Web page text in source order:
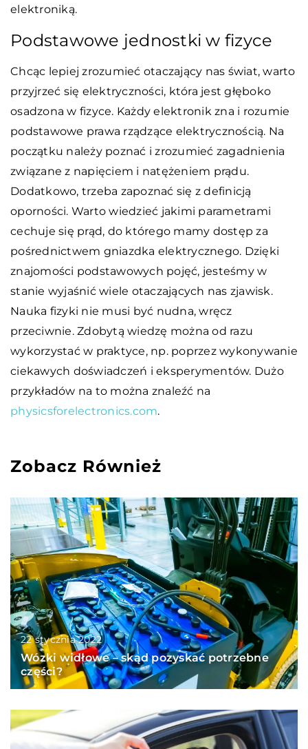
elektroniką.
Podstawowe jednostki w fizyce
Chcąc lepiej zrozumieć otaczający nas świat, warto
przyjrzeć się elektryczności, która jest głęboko
osadzona w fizyce. Każdy elektronik zna i rozumie
podstawowe prawa rządzące elektrycznością. Na
początku należy poznać i zrozumieć zagadnienia
związane z napięciem i natężeniem prądu.
Dodatkowo, trzeba zapoznać się z definicją
oporności. Warto wiedzieć jakimi parametrami
cechuje się prąd, do którego mamy dostęp za
pośrednictwem gniazdka elektrycznego. Dzięki
znajomości podstawowych pojęć, jesteśmy w
stanie wyjaśnić wiele otaczających nas zjawisk.
Nauka fizyki nie musi być nudna, wręcz
przeciwnie. Zdobytą wiedzę można od razu
wykorzystać w praktyce, np. poprzez wykonywanie
ciekawych doświadczeń i eksperymentów. Dużo
przykładów na to można znaleźć na
physicsforelectronics.com.
Zobacz Również
22 stycznia 2022
Wózki widłowe – skąd pozyskać potrzebne
części?